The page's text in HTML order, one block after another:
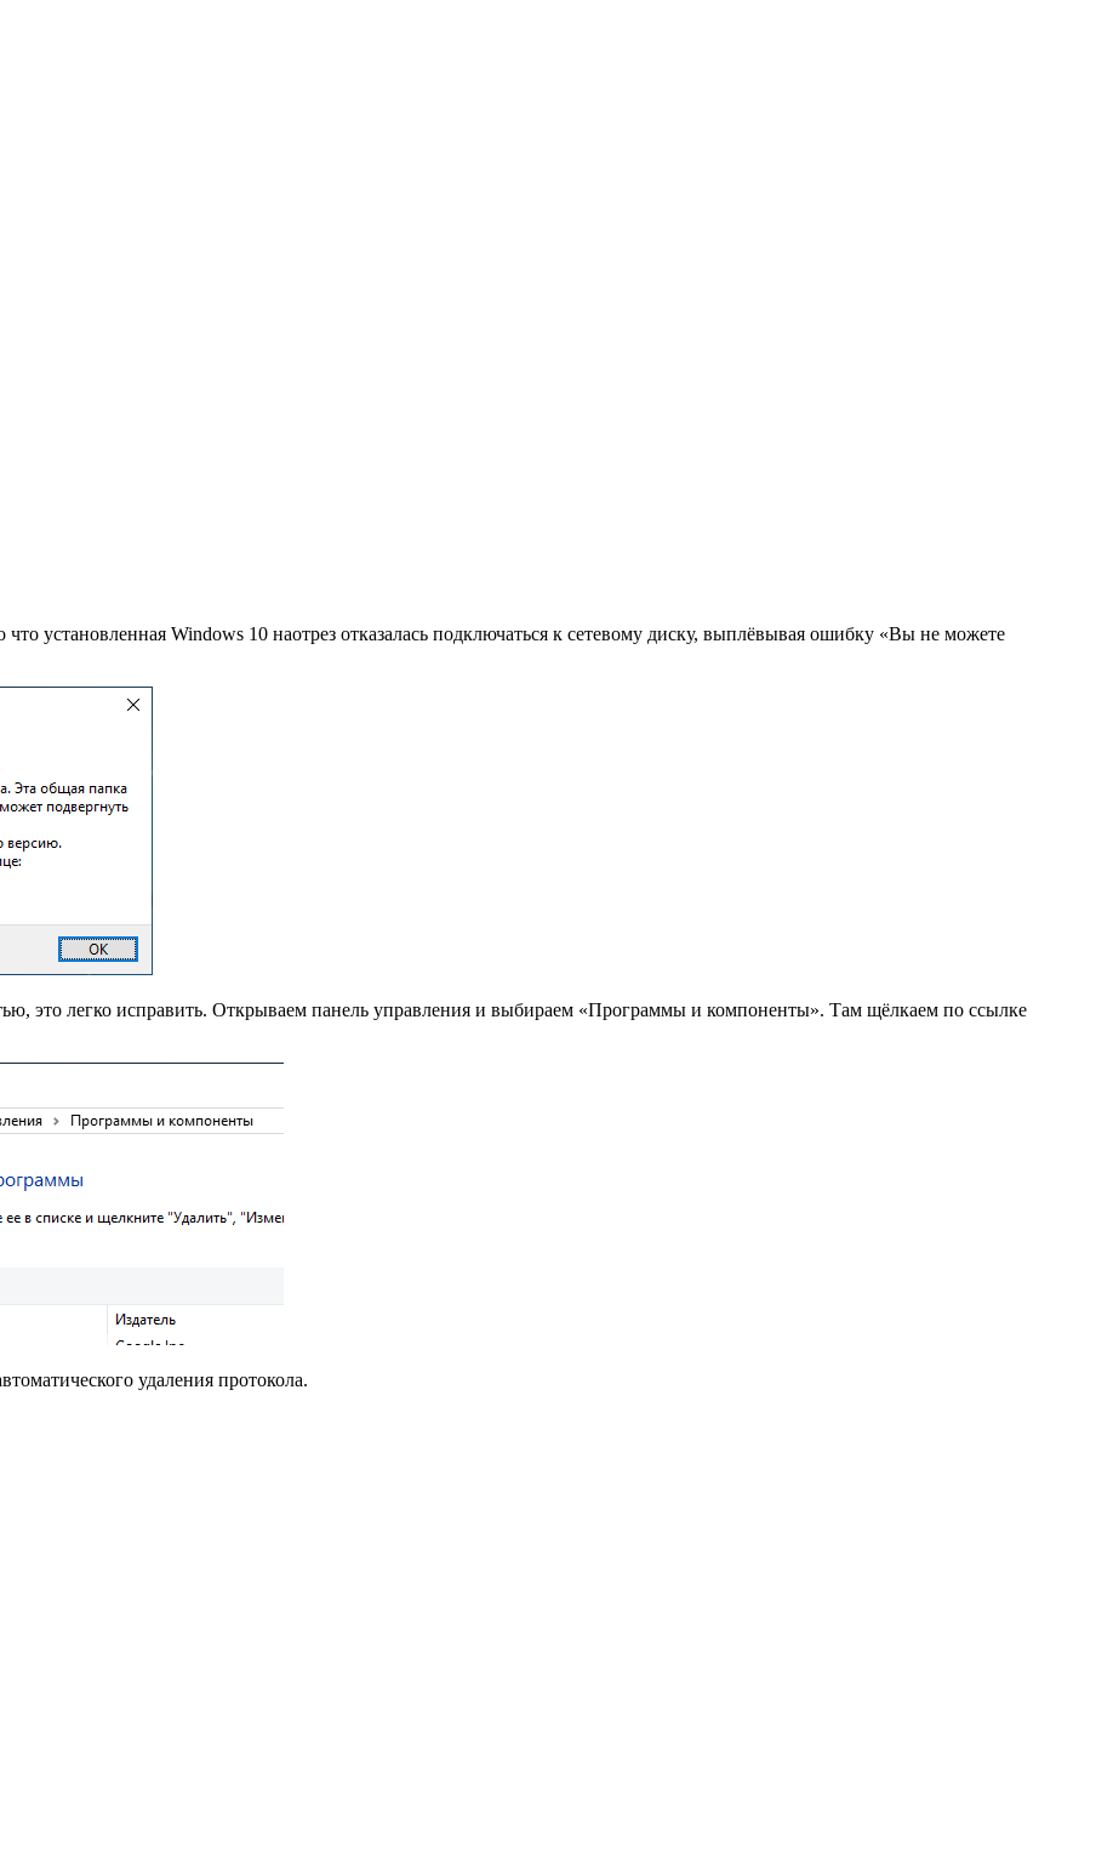
установленная Windows 10 наотрез отказалась подключаться к сетевому диску, выплёвывая ошибку «Вы не можете
это легко исправить. Открываем панель управления и выбираем «Программы и компоненты». Там щёлкаем по ссылке
удаления протокола.